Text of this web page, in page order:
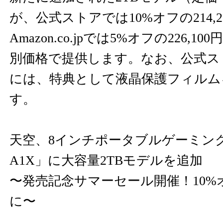
が、公式ストアでは10%オフの
Amazon.co.jpでは5%オフの226,100
別価格で提供します。なお、公式
には、特典として液晶保護フィル
す。
天空、8インチポータブルゲーミン
A1X」に大容量2TBモデルを追加
〜発売記念サマーセール開催！10%
に〜